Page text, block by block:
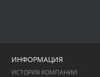
ИНФОРМАЦИЯ
ИСТОРИЯ КОМПАНИИ